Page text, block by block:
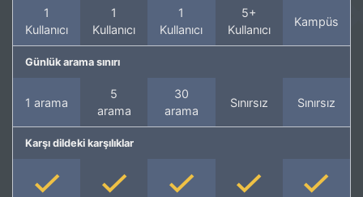
1
Kullanıcı
1
Kullanıcı
1
Kullanıcı
5+
Kullanıcı
Kampüs
Günlük arama sınırı
1 arama
5
arama
30
arama
Sınırsız Sınırsız
Karşı dildeki karşılıklar